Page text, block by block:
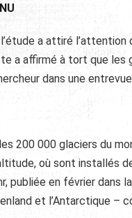
a attiré l’attention
a affirmé à tort que les
dans une
200 000 glaciers du
où sont installés
publiée en février
et l’Antarctique –